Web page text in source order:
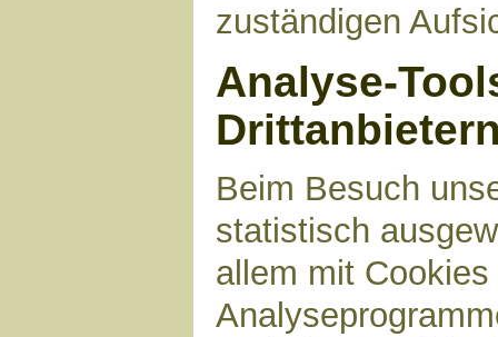
zuständigen
Analyse-
Beim Besuch
statistisch
allem mit